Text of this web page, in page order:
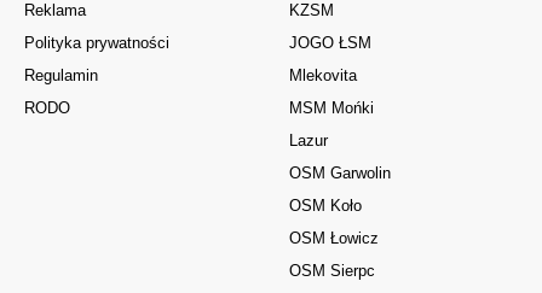
Reklama
Polityka prywatności
Regulamin
RODO
KZSM
JOGO ŁSM
Mlekovita
MSM Mońki
Lazur
OSM Garwolin
OSM Koło
OSM Łowicz
OSM Sierpc